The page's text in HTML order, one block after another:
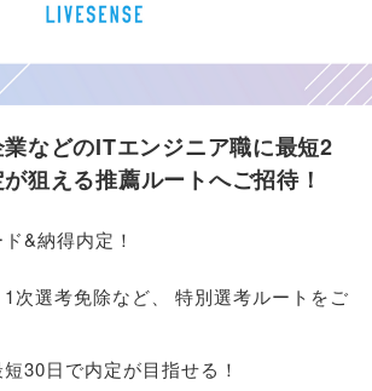
などのITエンジニア職に最短2
狙える推薦ルートへご招待！
&納得内定！
次選考免除など、
特別選考ルートをご
30日で内定が目指せる！